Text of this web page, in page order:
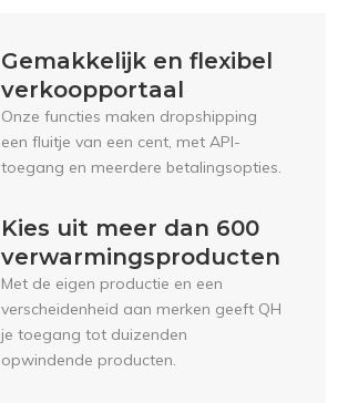
Gemakkelijk en flexibel
verkoopportaal
Onze functies maken dropshipping
een fluitje van een cent, met API-
toegang en meerdere betalingsopties.
Kies uit meer dan 600
verwarmingsproducten
Met de eigen productie en een
verscheidenheid aan merken geeft QH
je toegang tot duizenden
opwindende producten.